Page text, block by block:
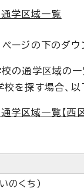
学区域一覧
ージの下のダウ
の通学区域の一
を探す場合、以
学区域一覧【西
のくち)